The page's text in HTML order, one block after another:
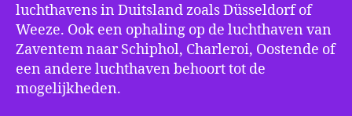
luchthavens in Duitsland zoals Düsseldorf of
Weeze. Ook een ophaling op de luchthaven van
Zaventem naar Schiphol, Charleroi, Oostende of
een andere luchthaven behoort tot de
mogelijkheden.